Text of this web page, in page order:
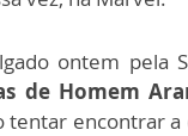
ontem pela
de Homem
tentar encontrar a